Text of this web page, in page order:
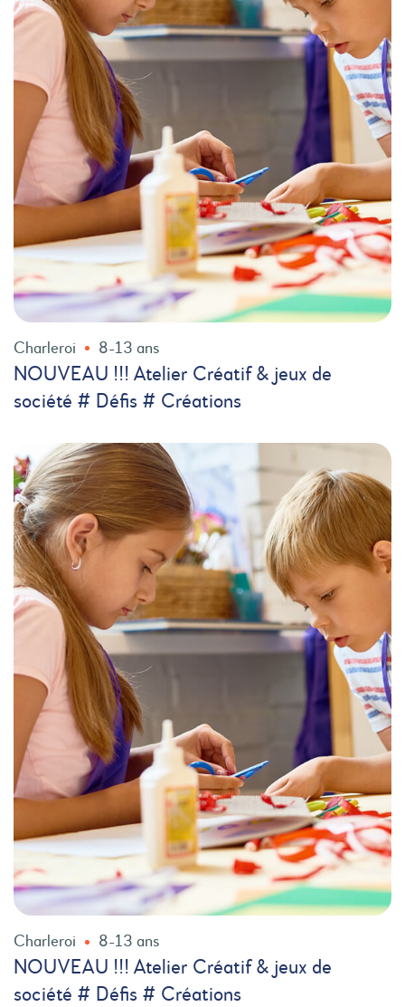
Charleroi 8-13 ans
NOUVEAU !!! Atelier Créatif & jeux de
société # Défis # Créations
Charleroi 8-13 ans
NOUVEAU !!! Atelier Créatif & jeux de
société # Défis # Créations